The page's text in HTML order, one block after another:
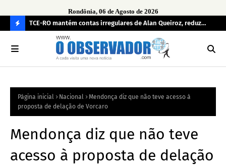
Rondônia, 06 de Agosto de 2026
O
R
TCE-RO mantém contas irregulares de Alan Queiroz, reduz
multa e caso pode gerar Inelegibilidade
Página inicial Nacional
Mendonça diz que não teve acesso à
proposta de delação de Vorcaro
Mendonça diz que não teve
acesso à proposta de delação